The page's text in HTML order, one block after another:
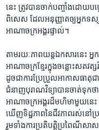
នេះ ត្រូវបាន​ចាក់​បញ្ចាំង​ដោយបច្
ពិសេស ដែល​អនុញ្ញាត​ឲ្យ​អ្នក​ទ
អាណាចក្រ​អង្គរ​ផ្ទាល់។​
តាមរយៈ​ភាពយន្ត​ឯកសារនេះ
អាណាចក្រ​ខ្មែរ​ក្នុង​ចន្លោះ​សតវ
ដូចជា​ការ​ប្រែប្រួល​អាកាសធាតុ​ជ
ជំនាញ​បុរាណវិទ្យា​បាន​ចាត់ទុក​ថ
អាណាចក្រ​អង្គរ​ដ៏​មហិមា​មួយ​នេះ
ឃើញ​ទិដ្ឋភាព​នៃ​ជីវភាព​រស់នៅ​ប្
រួមទាំង​ការ​ប្រតិបត្តិ​ប្រពៃណី​សាស